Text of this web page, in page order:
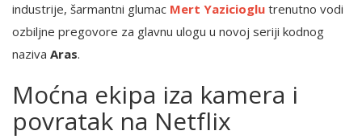
industrije, šarmantni glumac Mert Yazicioglu trenutno vodi
ozbiljne pregovore za glavnu ulogu u novoj seriji kodnog
naziva Aras.
Moćna ekipa iza kamera i
povratak na Netflix